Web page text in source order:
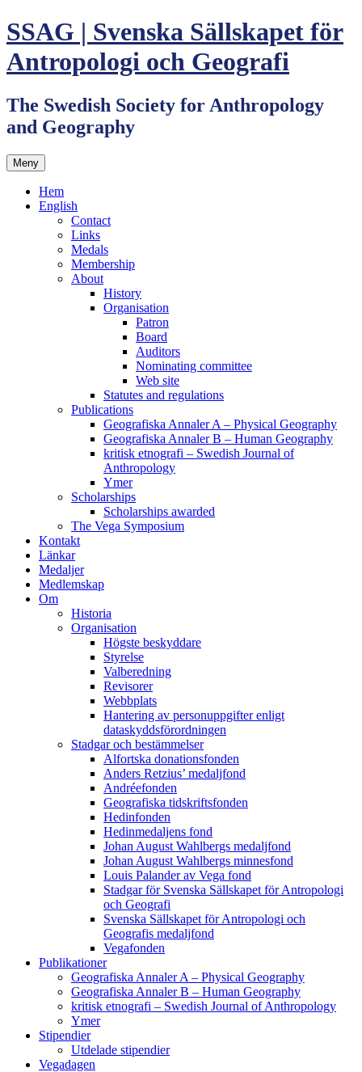
Hoppa
till
innehåll
SSAG | Svenska Sällskapet för
Antropologi och Geografi
The Swedish Society for Anthropology
and Geography
Meny
Hem
English
Contact
Links
Medals
Membership
About
History
Organisation
Patron
Board
Auditors
Nominating committee
Web site
Statutes and regulations
Publications
Geografiska Annaler A – Physical Geography
Geografiska Annaler B – Human Geography
kritisk etnografi – Swedish Journal of
Anthropology
Ymer
Scholarships
Scholarships awarded
The Vega Symposium
Kontakt
Länkar
Medaljer
Medlemskap
Om
Historia
Organisation
Högste beskyddare
Styrelse
Valberedning
Revisorer
Webbplats
Hantering av personuppgifter enligt
dataskyddsförordningen
Stadgar och bestämmelser
Alfortska donationsfonden
Anders Retzius’ medaljfond
Andréefonden
Geografiska tidskriftsfonden
Hedinfonden
Hedinmedaljens fond
Johan August Wahlbergs medaljfond
Johan August Wahlbergs minnesfond
Louis Palander av Vega fond
Stadgar för Svenska Sällskapet för Antropologi
och Geografi
Svenska Sällskapet för Antropologi och
Geografis medaljfond
Vegafonden
Publikationer
Geografiska Annaler A – Physical Geography
Geografiska Annaler B – Human Geography
kritisk etnografi – Swedish Journal of Anthropology
Ymer
Stipendier
Utdelade stipendier
Vegadagen